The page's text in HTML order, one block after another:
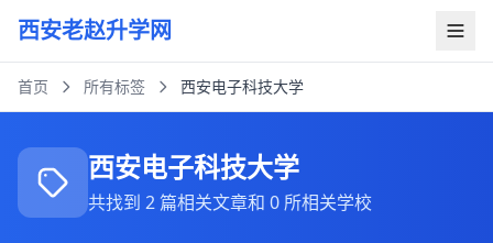
西安老赵升学网
首页 所有标签 西安电子科技大学
西安电子科技大学
共找到 2 篇相关文章和 0 所相关学校